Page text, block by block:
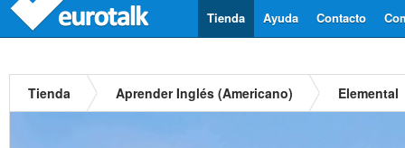
Contacto
Ayuda
Tienda
Tienda Aprender Inglés (Americano) Elemental